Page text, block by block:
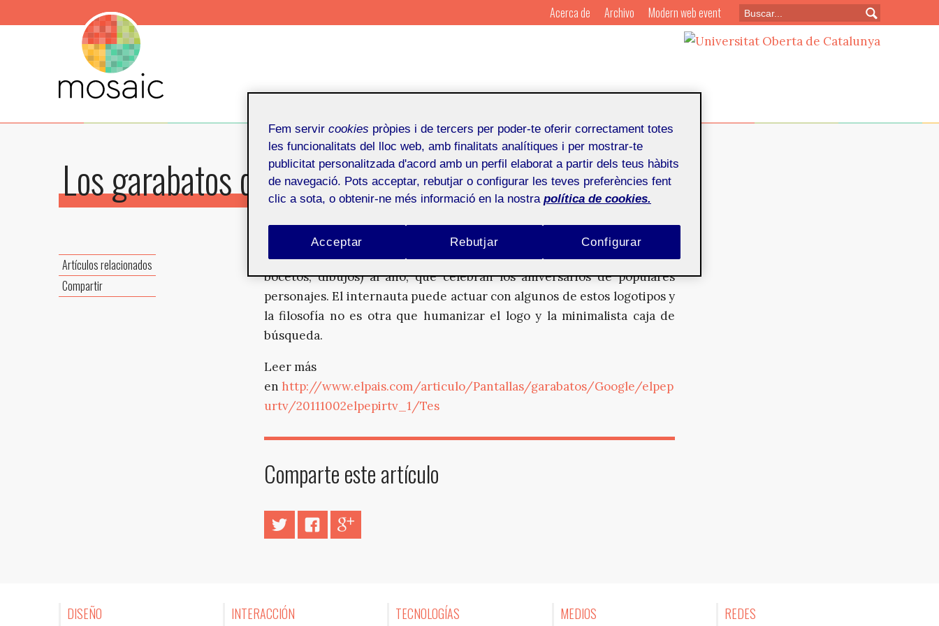
Los garabatos de Google
Artículos relacionados
Compartir
Cinco ilustradores de la empresa diseñan unos 280 ‘doodles’ (garabatos,
bocetos, dibujos) al año, que celebran los aniversarios de populares
personajes. El internauta puede actuar con algunos de estos logotipos y
la filosofía no es otra que humanizar el logo y la minimalista caja de
búsqueda.
Leer más
en http://www.elpais.com/articulo/Pantallas/garabatos/Google/elpep
urtv/20111002elpepirtv_1/Tes
Comparte este artículo
Twitter Facebook
DISEÑO INTERACCIÓN TECNOLOGÍAS MEDIOS REDES
Acerca de Archivo Modern web event
Fem servir cookies pròpies i de tercers per poder-te oferir correctament totes
les funcionalitats del lloc web, amb finalitats analítiques i per mostrar-te
publicitat personalitzada d'acord amb un perfil elaborat a partir dels teus hàbits
de navegació. Pots acceptar, rebutjar o configurar les teves preferències fent
clic a sota, o obtenir-ne més informació en la nostra política de cookies.
Rebutjar
Acceptar Configurar